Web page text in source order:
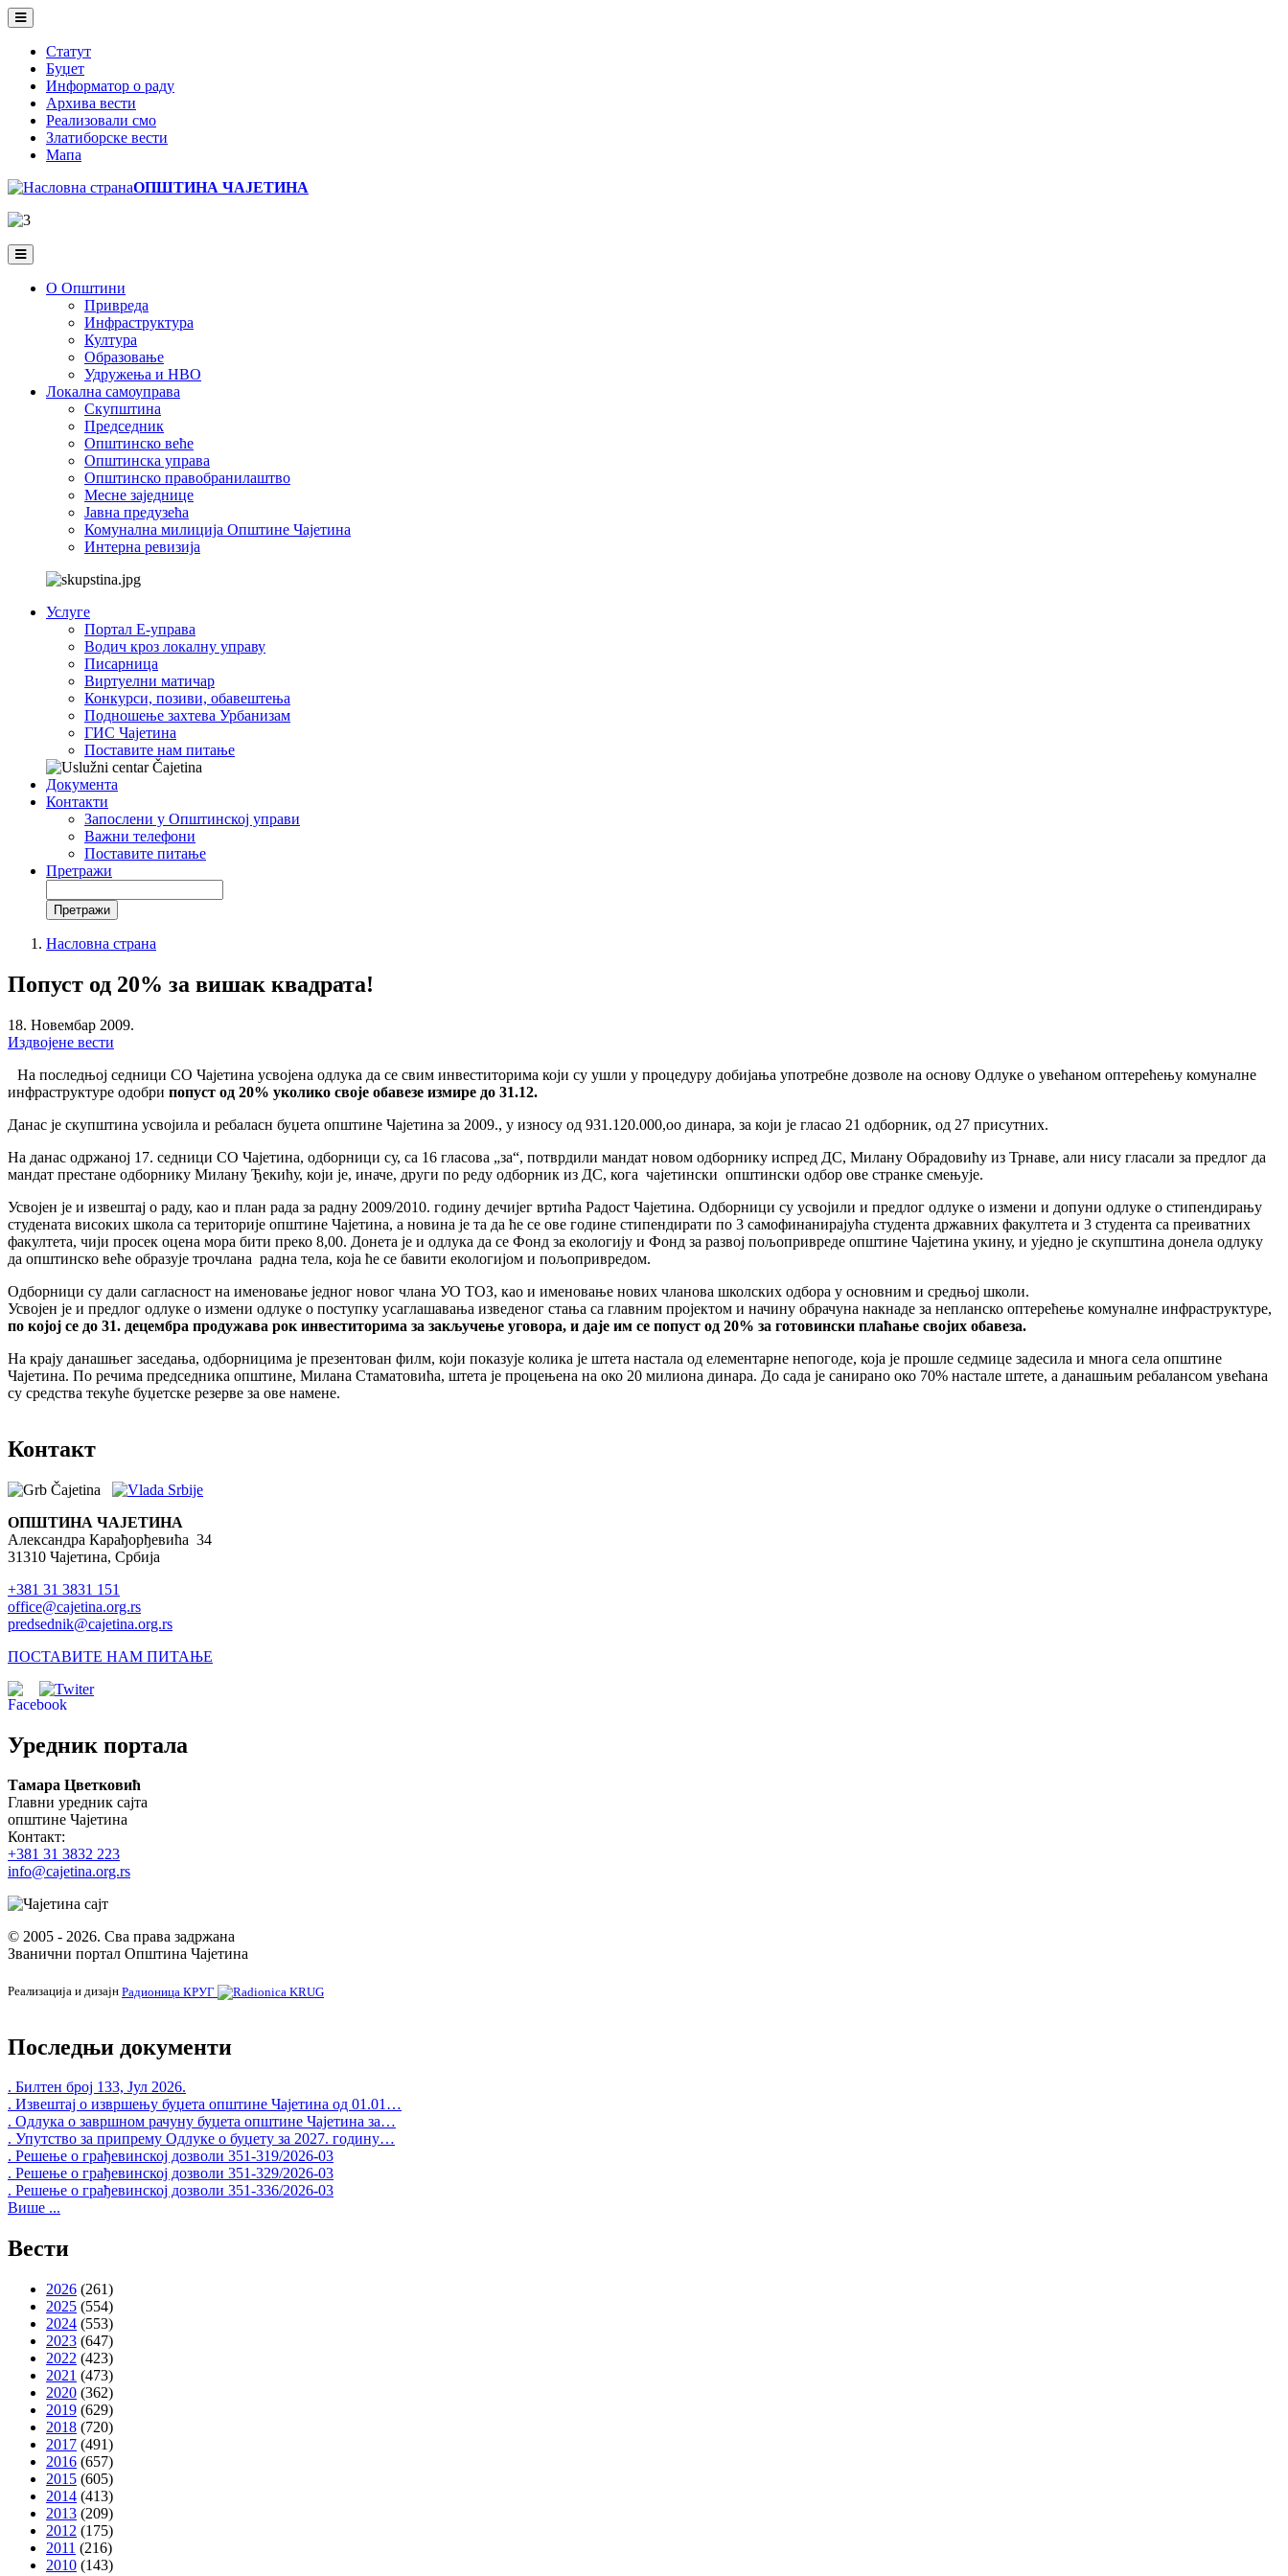
Skip
to
main
content
Статут
Буџет
Информатор о раду
Архива вести
Реализовали смо
Златиборске вести
Мапа
ОПШТИНА ЧАЈЕТИНА
О Општини
Привреда
Инфраструктура
Култура
Образовање
Удружења и НВО
Локална самоуправа
Скупштина
Председник
Општинско веће
Општинска управа
Општинско правобранилаштво
Месне заједнице
Јавна предузећа
Комунална милиција Општине Чајетина
Интерна ревизија
Услуге
Портал Е-управа
Водич кроз локалну управу
Писарница
Виртуелни матичар
Конкурси, позиви, обавештења
Подношење захтева Урбанизам
ГИС Чајетина
Поставите нам питање
Документа
Контакти
Запослени у Општинској управи
Важни телефони
Поставите питање
Претражи
Search
form
are
Насловна страна
Попуст од 20% за вишак квадрата!
18. Новембар 2009.
Издвојене вести
На последњој седници СО Чајетина усвојена одлука да се свим инвеститорима који су ушли у процедуру добијања употребне дозволе на основу Одлуке о увећаном оптерећењу комуналне
инфраструктуре одобри попуст од 20% уколико своје обавезе измире до 31.12.
Данас је скупштина усвојила и ребаласн буџета општине Чајетина за 2009., у износу од 931.120.000,оо динара, за који је гласао 21 одборник, од 27 присутних.
На данас одржаној 17. седници СО Чајетина, одборници су, са 16 гласова „за“, потврдили мандат новом одборнику испред ДС, Милану Обрадовићу из Трнаве, али нису гласали за предлог да
мандат престане одборнику Милану Ђекићу, који је, иначе, други по реду одборник из ДС, кога чајетински општински одбор ове странке смењује.
Усвојен је и извештај о раду, као и план рада за радну 2009/2010. годину дечијег вртића Радост Чајетина. Одборници су усвојили и предлог одлуке о измени и допуни одлуке о стипендирању
студената високих школа са територије општине Чајетина, а новина је та да ће се ове године стипендирати по 3 самофинанирајућа студента државних факултета и 3 студента са преиватних
факултета, чији просек оцена мора бити преко 8,00. Донета је и одлука да се Фонд за екологију и Фонд за развој пољопривреде општине Чајетина укину, и уједно је скупштина донела одлуку
да општинско веће образује трочлана радна тела, која ће се бавити екологијом и пољопривредом.
Одборници су дали сагласност на именовање једног новог члана УО ТОЗ, као и именовање нових чланова школских одбора у основним и средњој школи.
Усвојен је и предлог одлуке о измени одлуке о поступку усаглашавања изведеног стања са главним пројектом и начину обрачуна накнаде за непланско оптерећење комуналне инфраструктуре,
по којој се до 31. децембра продужава рок инвеститорима за закључење уговора, и даје им се попуст од 20% за готовински плаћање својих обавеза.
На крају данашњег заседања, одборницима је презентован филм, који показује колика је штета настала од елементарне непогоде, која је прошле седмице задесила и многа села општине
Чајетина. По речима председника општине, Милана Стаматовића, штета је процењена на око 20 милиона динара. До сада је санирано око 70% настале штете, а данашњим ребалансом увећана
су средства текуће буџетске резерве за ове намене.
Контакт
ОПШТИНА ЧАЈЕТИНА
Александра Карађорђевића 34
31310 Чајетина, Србија
+381 31 3831 151
office@cajetina.org.rs
predsednik@cajetina.org.rs
ПОСТАВИТЕ НАМ ПИТАЊЕ
Уредник портала
Тамара Цветковић
Главни уредник сајта
општине Чајетина
Контакт:
+381 31 3832 223
info@cajetina.org.rs
© 2005 - 2026. Сва права задржана
Званични портал Општина Чајетина
Реализација и дизајн Радионица КРУГ
Последњи документи
. Билтен број 133, Јул 2026.
. Извештај о извршењу буџета општине Чајетина од 01.01…
. Одлука о завршном рачуну буџета општине Чајетина за…
. Упутство за припрему Одлуке о буџету за 2027. годину…
. Решење о грађевинској дозволи 351-319/2026-03
. Решење о грађевинској дозволи 351-329/2026-03
. Решење о грађевинској дозволи 351-336/2026-03
Више ...
Вести
2026 (261)
2025 (554)
2024 (553)
2023 (647)
2022 (423)
2021 (473)
2020 (362)
2019 (629)
2018 (720)
2017 (491)
2016 (657)
2015 (605)
2014 (413)
2013 (209)
2012 (175)
2011 (216)
2010 (143)